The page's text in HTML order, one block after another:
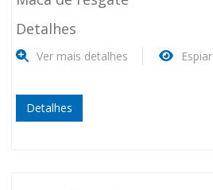
Detalhes
Ver mais detalhes Espiar
Detalhes